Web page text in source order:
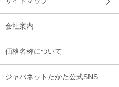
会社案内
価格名称について
ジャパネットたかた公式SNS